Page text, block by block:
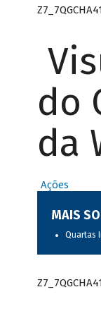
do
da
Ações
MAIS
Quartas